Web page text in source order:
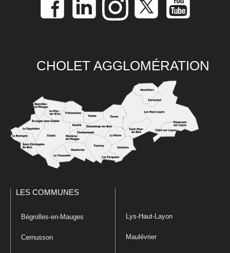
CHOLET AGGLOMÉRATION
LES COMMUNES
Bégrolles-en-Mauges
Cernusson
Lys-Haut-Layon
Maulévrier